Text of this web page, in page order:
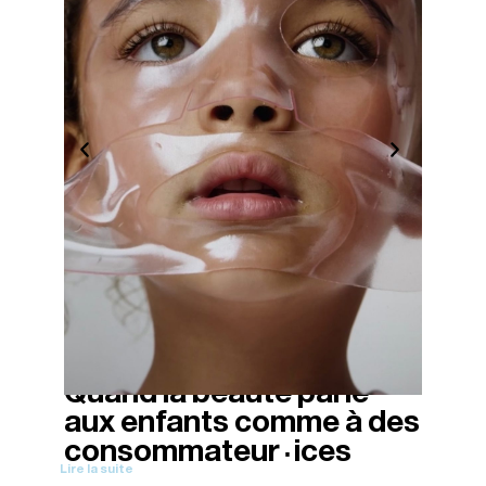
Quand la beauté parle
aux enfants comme à des
consommateur·ices
Lire la suite